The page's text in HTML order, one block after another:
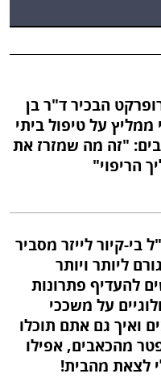
הבכיר ד"ר בן
ממליץ על טיפול ביתי
"זה מה שמזרז את
הריפוי"
בי-קיור לייזר מסביר
ליותר ויותר
להעדיף פתרונות
על משככי
ואיך גם אתם תוכלו
מהכאבים, אפילו
לצאת מהבית!